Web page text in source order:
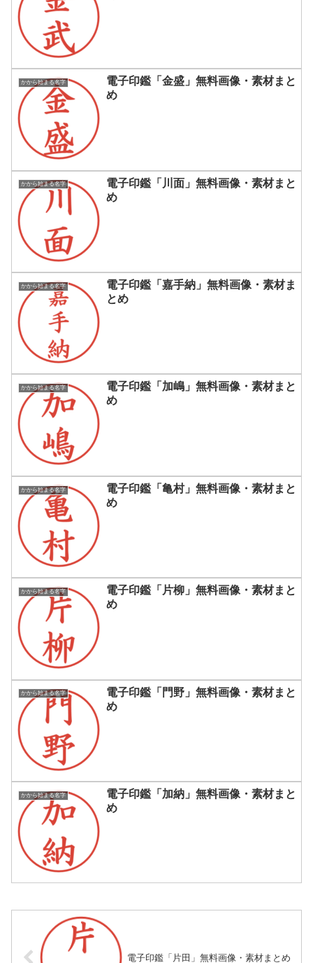
かから始まる名字
電子印鑑「金盛」無料画像・素材まと
め
かから始まる名字
電子印鑑「川面」無料画像・素材まと
め
かから始まる名字
電子印鑑「嘉手納」無料画像・素材ま
とめ
かから始まる名字
電子印鑑「加嶋」無料画像・素材まと
め
かから始まる名字
電子印鑑「亀村」無料画像・素材まと
め
かから始まる名字
電子印鑑「片柳」無料画像・素材まと
め
かから始まる名字
電子印鑑「門野」無料画像・素材まと
め
かから始まる名字
電子印鑑「加納」無料画像・素材まと
め
電子印鑑「片田」無料画像・素材まとめ